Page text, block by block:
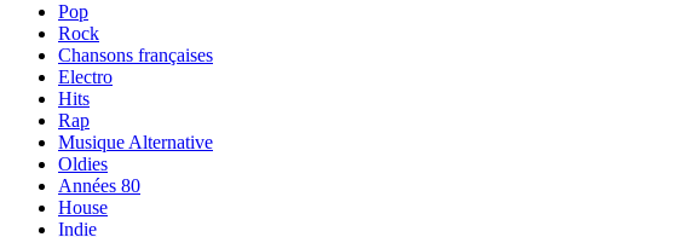
Pop
Rock
Chansons françaises
Electro
Hits
Rap
Musique Alternative
Oldies
Années 80
House
Indie